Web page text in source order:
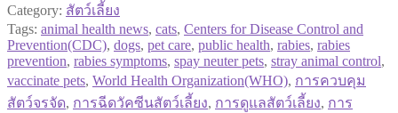
Category: สัตว์เลี้ยง
Tags: animal health news, cats, Centers for Disease Control and
Prevention(CDC), dogs, pet care, public health, rabies, rabies
prevention, rabies symptoms, spay neuter pets, stray animal control,
vaccinate pets, World Health Organization(WHO), การควบคุม
สัตว์จรจัด, การฉีดวัคซีนสัตว์เลี้ยง, การดูแลสัตว์เลี้ยง, การ